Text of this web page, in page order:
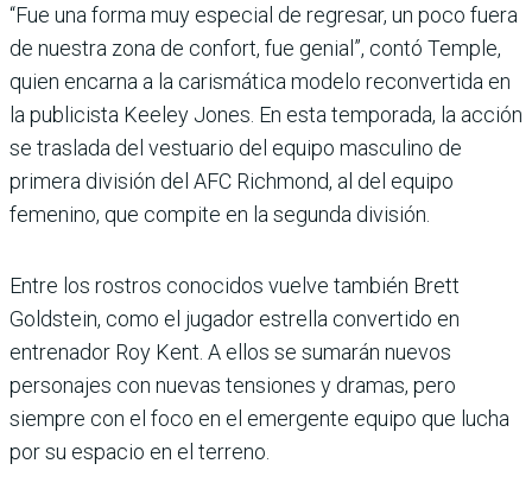
“Fue una forma muy especial de regresar, un poco fuera
de nuestra zona de confort, fue genial”, contó Temple,
quien encarna a la carismática modelo reconvertida en
la publicista Keeley Jones. En esta temporada, la acción
se traslada del vestuario del equipo masculino de
primera división del AFC Richmond, al del equipo
femenino, que compite en la segunda división.
Entre los rostros conocidos vuelve también Brett
Goldstein, como el jugador estrella convertido en
entrenador Roy Kent. A ellos se sumarán nuevos
personajes con nuevas tensiones y dramas, pero
siempre con el foco en el emergente equipo que lucha
por su espacio en el terreno.